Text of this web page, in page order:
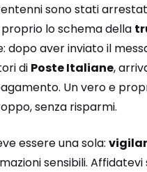
sono stati
lo schema della
aver inviato il
di Poste Italiane,
Un vero e
senza risparmi.
essere una sola:
sensibili. Affidatevi